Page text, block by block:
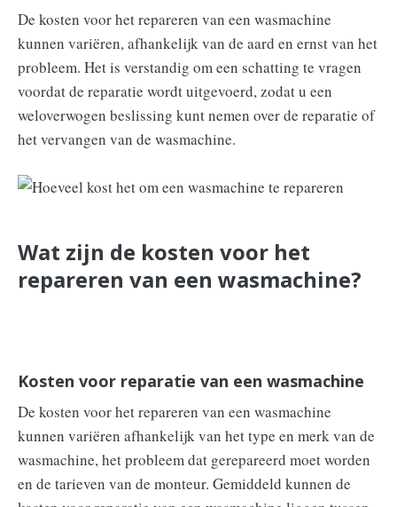
De kosten voor het repareren van een wasmachine
kunnen variëren, afhankelijk van de aard en ernst van het
probleem. Het is verstandig om een schatting te vragen
voordat de reparatie wordt uitgevoerd, zodat u een
weloverwogen beslissing kunt nemen over de reparatie of
het vervangen van de wasmachine.
Wat zijn de kosten voor het
repareren van een wasmachine?
Kosten voor reparatie van een wasmachine
De kosten voor het repareren van een wasmachine
kunnen variëren afhankelijk van het type en merk van de
wasmachine, het probleem dat gerepareerd moet worden
en de tarieven van de monteur. Gemiddeld kunnen de